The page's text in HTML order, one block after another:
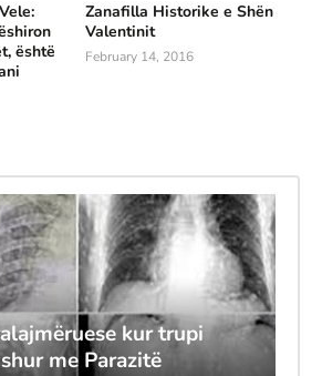
është
Zanafilla Historike e Shën
Valentinit
February 14, 2016
kur trupi
me Parazitë